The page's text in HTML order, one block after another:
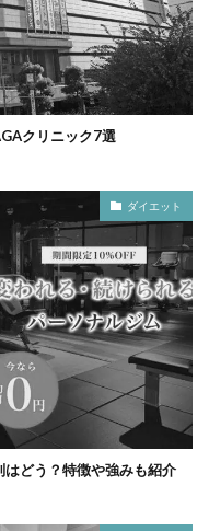
クリニック7選
ダイエット
どう？特徴や強みも紹介